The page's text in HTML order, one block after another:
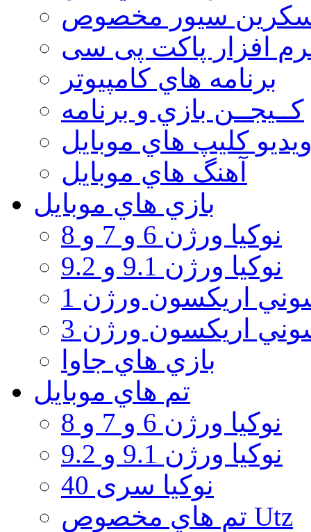
سيور مخصوص
افزار پاکت پی سی
برنامه هاي كامپيوتر
كــيجــن بازي و برنامه
كليپ هاي موبايل
آهنگ هاي موبايل
بازي هاي موبايل
نوكيا ورژن 6 و 7 و 8
نوكيا ورژن 9.1 و 9.2
اريكسون ورژن 1
اريكسون ورژن 3
بازي هاي جاوا
تم هاي موبايل
نوكيا ورژن 6 و 7 و 8
نوكيا ورژن 9.1 و 9.2
نوکیا سری 40
تم هاي مخصوص Utz